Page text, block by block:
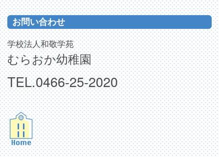
お問い合わせ
学校法人和敬学苑
むらおか幼稚園
TEL.0466-25-2020